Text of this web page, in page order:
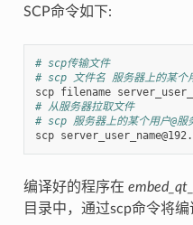
SCP命令如下:
# scp传输文件
# scp 文件名 服务器上的某个
# 从服务器拉取文件
# scp 服务器上的某个用户@
编译好的程序在
目录中，通过scp命令将